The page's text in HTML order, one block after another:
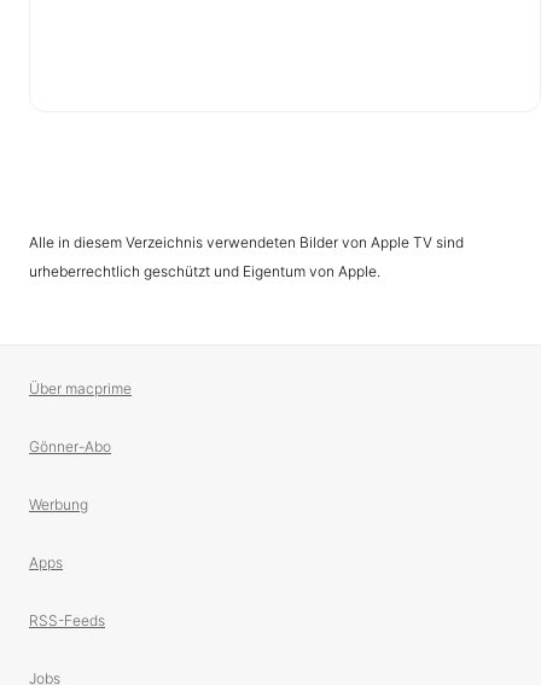
Alle in diesem Verzeichnis verwendeten Bilder von Apple TV sind
urheberrechtlich geschützt und Eigentum von Apple.
Über macprime
Gönner-Abo
Werbung
Apps
RSS-Feeds
Jobs